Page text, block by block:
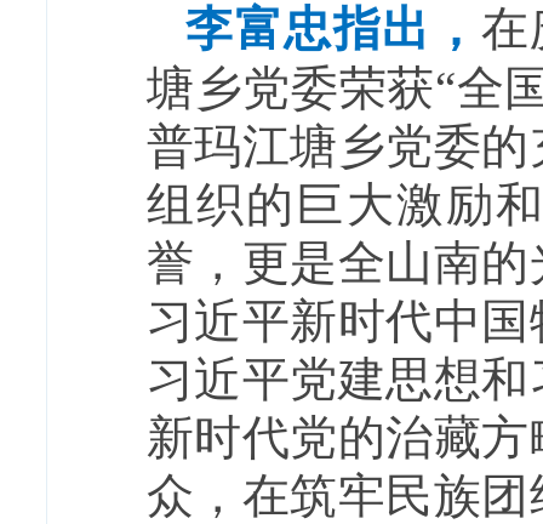
李富忠指出， 在
塘乡党委荣获“全
普玛江塘乡党委
组织的巨大激励
誉，更是全山南
习近平新时代中
习近平党建思想
新时代党的治藏
众，在筑牢民族